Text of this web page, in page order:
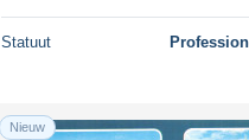
Statuut
Nieuw